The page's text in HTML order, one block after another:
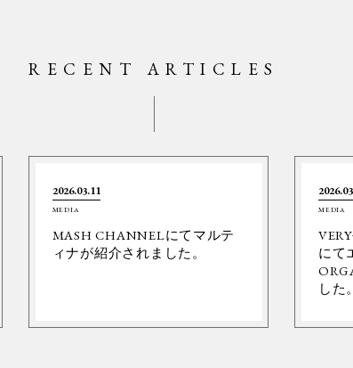
RECENT ARTICLES
2026.03.11
MEDIA
MASH CHANNELにてマルテ
ィナが紹介されました。
MEDIA
にて
した